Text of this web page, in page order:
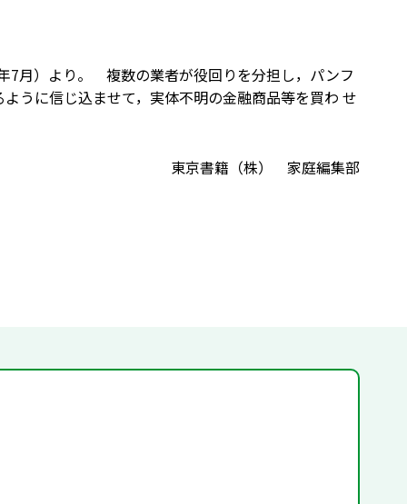
7月）より。 複数の業者が役回りを分担し，パンフ
うに信じ込ませて，実体不明の金融商品等を買わ せ
東京書籍（株） 家庭編集部